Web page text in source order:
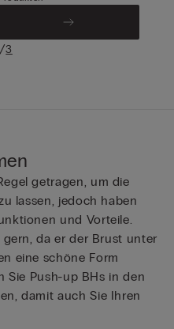
/3
getragen, um die
lassen, jedoch haben
und Vorteile.
da er der Brust unter
eine schöne Form
Sie Push-up BHs in den
damit auch Sie Ihren